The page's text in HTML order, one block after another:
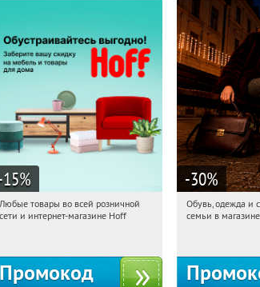
%
17:23:46 Получили:
Любые товары во всей розничной
сети и интернет-магазине Hoff
Промокод
-30%
17:23:46
Обувь, одежда и
семьи в